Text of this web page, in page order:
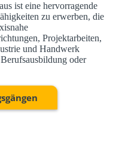
ist eine hervorragende
zu erwerben, die
Projektarbeiten,
und Handwerk
oder